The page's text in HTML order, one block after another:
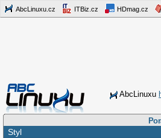
AbcLinuxu.cz ITBiz.cz HDmag.cz
AbcLinuxu
Styl